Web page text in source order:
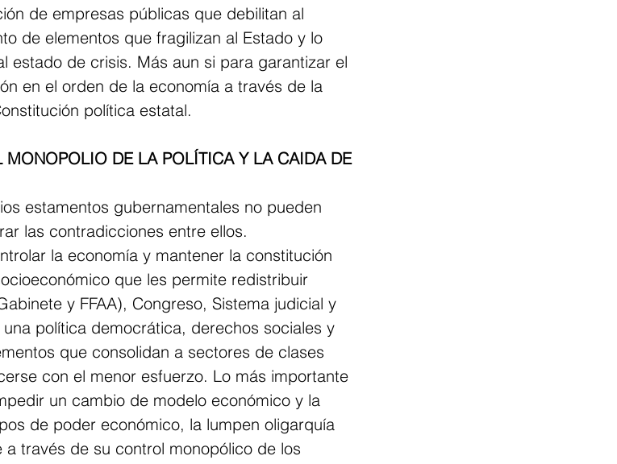
de empresas públicas que debilitan al
de elementos que fragilizan al Estado y lo
estado de crisis. Más aun si para garantizar el
en el orden de la economía a través de la
política estatal.
DE LA POLÍTICA Y LA CAIDA DE
estamentos gubernamentales no pueden
las contradicciones entre ellos.
la economía y mantener la constitución
que les permite redistribuir
y FFAA), Congreso, Sistema judicial y
política democrática, derechos sociales y
que consolidan a sectores de clases
con el menor esfuerzo. Lo más importante
un cambio de modelo económico y la
de poder económico, la lumpen oligarquía
través de su control monopólico de los